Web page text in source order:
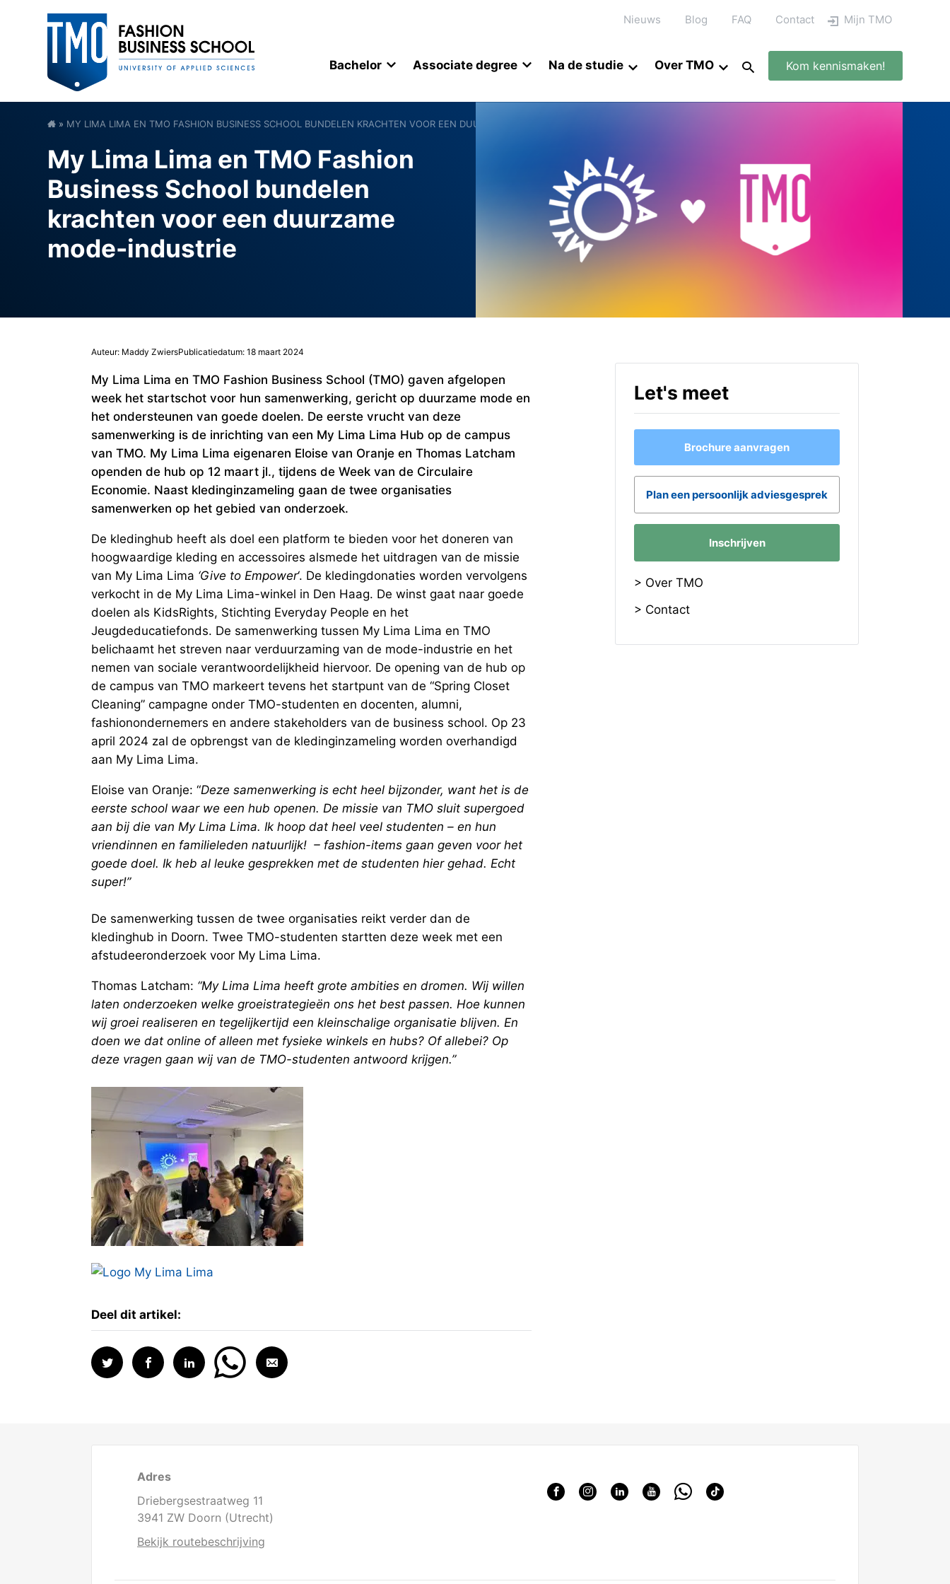
Nieuws Blog FAQ Contact Mijn TMO
Bachelor Associate degree Na de studie Over TMO Kom kennismaken!
» MY LIMA LIMA EN TMO FASHION BUSINESS SCHOOL BUNDELEN KRACHTEN VOOR EEN DUURZAME MODE-INDUSTRIE
My Lima Lima en TMO Fashion
Business School bundelen
krachten voor een duurzame
mode-industrie
Auteur: Maddy ZwiersPublicatiedatum: 18 maart 2024
My Lima Lima en TMO Fashion Business School (TMO) gaven afgelopen
week het startschot voor hun samenwerking, gericht op duurzame mode en
het ondersteunen van goede doelen. De eerste vrucht van deze
samenwerking is de inrichting van een My Lima Lima Hub op de campus
van TMO. My Lima Lima eigenaren Eloise van Oranje en Thomas Latcham
openden de hub op 12 maart jl., tijdens de Week van de Circulaire
Economie. Naast kledinginzameling gaan de twee organisaties
samenwerken op het gebied van onderzoek.
De kledinghub heeft als doel een platform te bieden voor het doneren van
hoogwaardige kleding en accessoires alsmede het uitdragen van de missie
van My Lima Lima ‘Give to Empower‘. De kledingdonaties worden vervolgens
verkocht in de My Lima Lima-winkel in Den Haag. De winst gaat naar goede
doelen als KidsRights, Stichting Everyday People en het
Jeugdeducatiefonds. De samenwerking tussen My Lima Lima en TMO
belichaamt het streven naar verduurzaming van de mode-industrie en het
nemen van sociale verantwoordelijkheid hiervoor. De opening van de hub op
de campus van TMO markeert tevens het startpunt van de “Spring Closet
Cleaning” campagne onder TMO-studenten en docenten, alumni,
fashionondernemers en andere stakeholders van de business school. Op 23
april 2024 zal de opbrengst van de kledinginzameling worden overhandigd
aan My Lima Lima.
Eloise van Oranje: “Deze samenwerking is echt heel bijzonder, want het is de
eerste school waar we een hub openen. De missie van TMO sluit supergoed
aan bij die van My Lima Lima. Ik hoop dat heel veel studenten – en hun
vriendinnen en familieleden natuurlijk! – fashion-items gaan geven voor het
goede doel. Ik heb al leuke gesprekken met de studenten hier gehad. Echt
super!”
De samenwerking tussen de twee organisaties reikt verder dan de
kledinghub in Doorn. Twee TMO-studenten startten deze week met een
afstudeeronderzoek voor My Lima Lima.
Thomas Latcham: “My Lima Lima heeft grote ambities en dromen. Wij willen
laten onderzoeken welke groeistrategieën ons het best passen. Hoe kunnen
wij groei realiseren en tegelijkertijd een kleinschalige organisatie blijven. En
doen we dat online of alleen met fysieke winkels en hubs? Of allebei? Op
deze vragen gaan wij van de TMO-studenten antwoord krijgen.”
Deel dit artikel:
Let's meet
Brochure aanvragen
Plan een persoonlijk adviesgesprek
Inschrijven
> Over TMO
> Contact
Adres
Driebergsestraatweg 11
3941 ZW Doorn (Utrecht)
Bekijk routebeschrijving